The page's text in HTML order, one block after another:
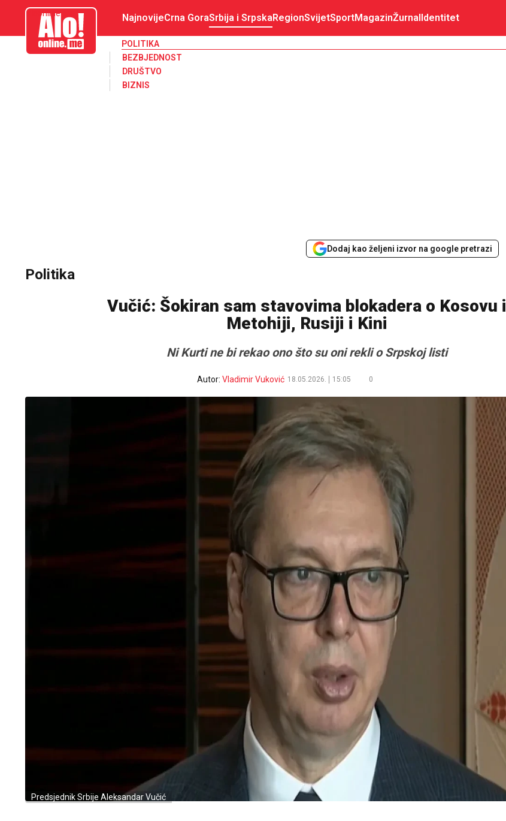
aloonline.me NajnovijeCrna GoraSrbija i SrpskaRegionSvijetSportMagazinŽurnalIdentitet
POLITIKA
BEZBJEDNOST
DRUŠTVO
BIZNIS
Dodaj kao željeni izvor na google pretrazi
Politika
Vučić: Šokiran sam stavovima blokadera o Kosovu i
Metohiji, Rusiji i Kini
Ni Kurti ne bi rekao ono što su oni rekli o Srpskoj listi
Autor: Vladimir Vuković 18.05.2026. 15:05 0
Predsjednik Srbije Aleksandar Vučić